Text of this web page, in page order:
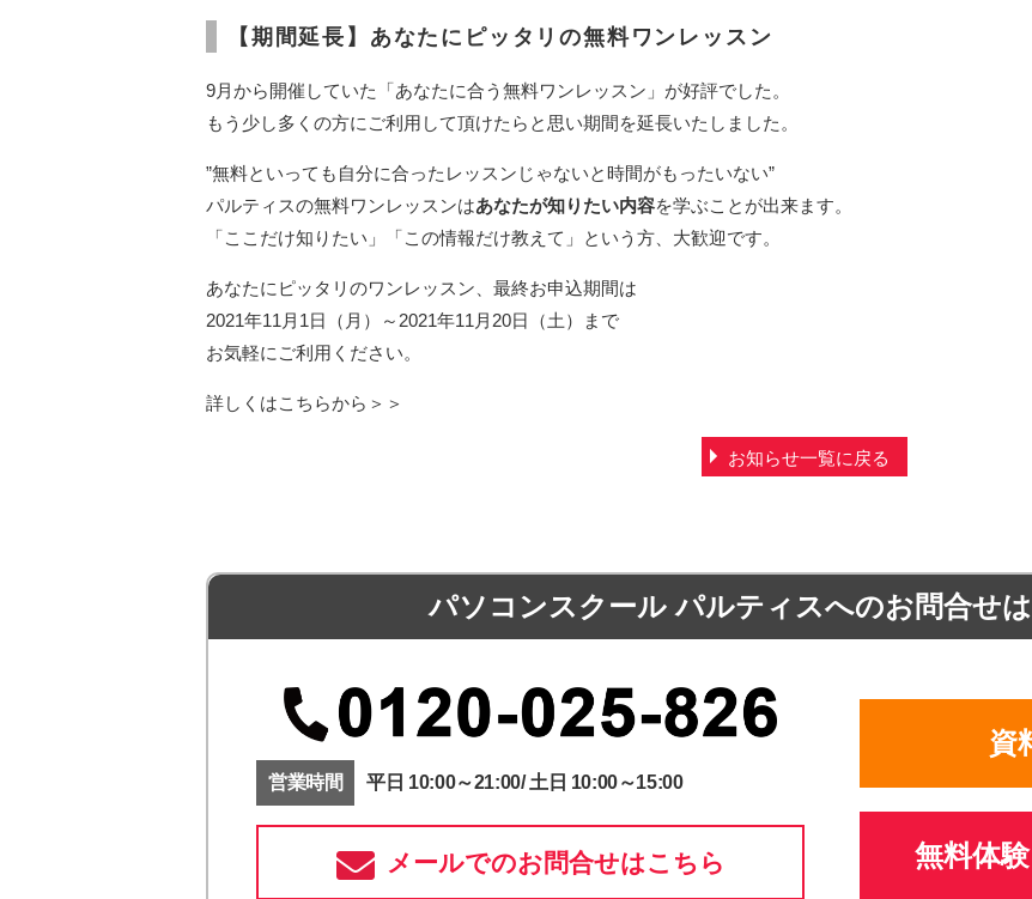
【期間延長】あなたにピッタリの無料ワンレッスン
9月から開催していた「あなたに合う無料ワンレッスン」が好評でした。
もう少し多くの方にご利用して頂けたらと思い期間を延長いたしました。
”無料といっても自分に合ったレッスンじゃないと時間がもったいない”
パルティスの無料ワンレッスンはあなたが知りたい内容を学ぶことが出来ます。
「ここだけ知りたい」「この情報だけ教えて」という方、大歓迎です。
あなたにピッタリのワンレッスン、最終お申込期間は
2021年11月1日（月）～2021年11月20日（土）まで
お気軽にご利用ください。
詳しくはこちらから＞＞
お知らせ一覧に戻る
パソコンスクール パルティスへのお問合せ
営業時間 平日 10:00～21:00/ 土日 10:00～15:00
メールでのお問合せはこちら
資
無料体